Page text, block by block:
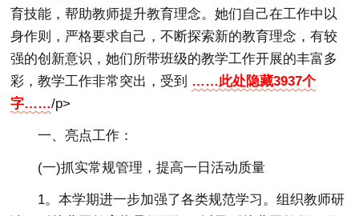
育技能，帮助教师提升教育理念。她们自己在工作中以
身作则，严格要求自己，不断探索新的教育理念，有较
强的创新意识，她们所带班级的教学工作开展的丰富多
彩，教学工作非常突出，受到 ……此处隐藏3937个
字……/p>
一、亮点工作：
(一)抓实常规管理，提高一日活动质量
1。本学期进一步加强了各类规范学习。组织教师研